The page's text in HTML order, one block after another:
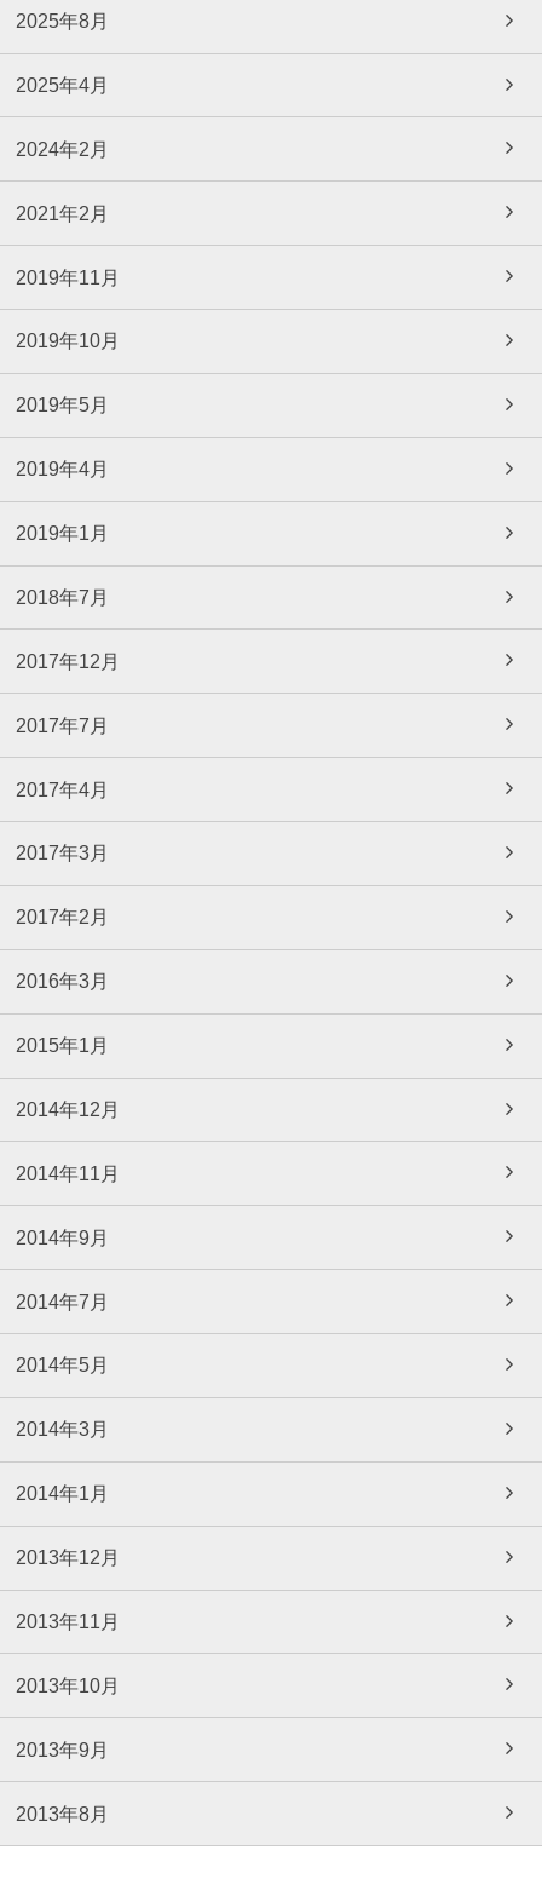
2025年8月
2025年4月
2024年2月
2021年2月
2019年11月
2019年10月
2019年5月
2019年4月
2019年1月
2018年7月
2017年12月
2017年7月
2017年4月
2017年3月
2017年2月
2016年3月
2015年1月
2014年12月
2014年11月
2014年9月
2014年7月
2014年5月
2014年3月
2014年1月
2013年12月
2013年11月
2013年10月
2013年9月
2013年8月